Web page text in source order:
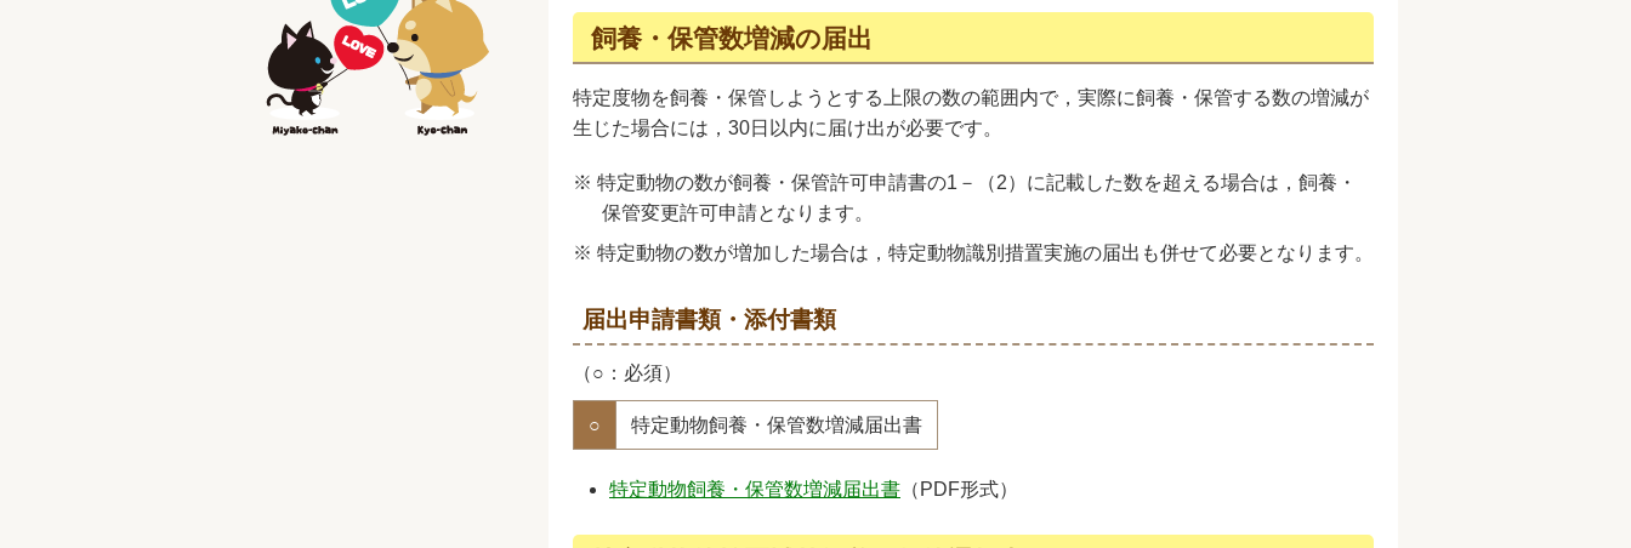
飼養・保管数増減の届出
特定度物を飼養・保管しようとする上限の数の範囲内で，実際に飼養・保管する数の増減が
生じた場合には，30日以内に届け出が必要です。
※ 特定動物の数が飼養・保管許可申請書の1－（2）に記載した数を超える場合は，飼養・
保管変更許可申請となります。
※ 特定動物の数が増加した場合は，特定動物識別措置実施の届出も併せて必要となります。
届出申請書類・添付書類
（○：必須）
○ 特定動物飼養・保管数増減届出書
特定動物飼養・保管数増減届出書 （PDF形式）